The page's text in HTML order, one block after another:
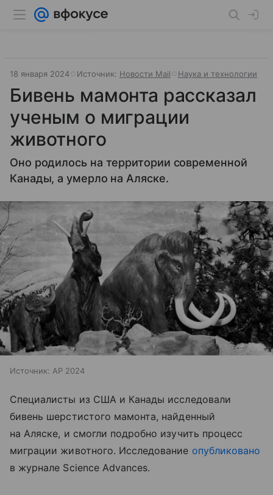
18 января 2024 Источник: Новости Mail Наука и технологии
Бивень мамонта рассказал
ученым о миграции
животного
Оно родилось на территории современной
Канады, а умерло на Аляске.
Источник: AP 2024
Специалисты из США и Канады исследовали
бивень шерстистого мамонта, найденный
на Аляске, и смогли подробно изучить процесс
миграции животного. Исследование опубликовано
в журнале Science Advances.